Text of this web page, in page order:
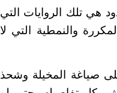
هي تلك الروايات التي
والنمطية التي لا
صياغة المخيلة وشحذ